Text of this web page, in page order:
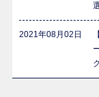
2021年08月02日